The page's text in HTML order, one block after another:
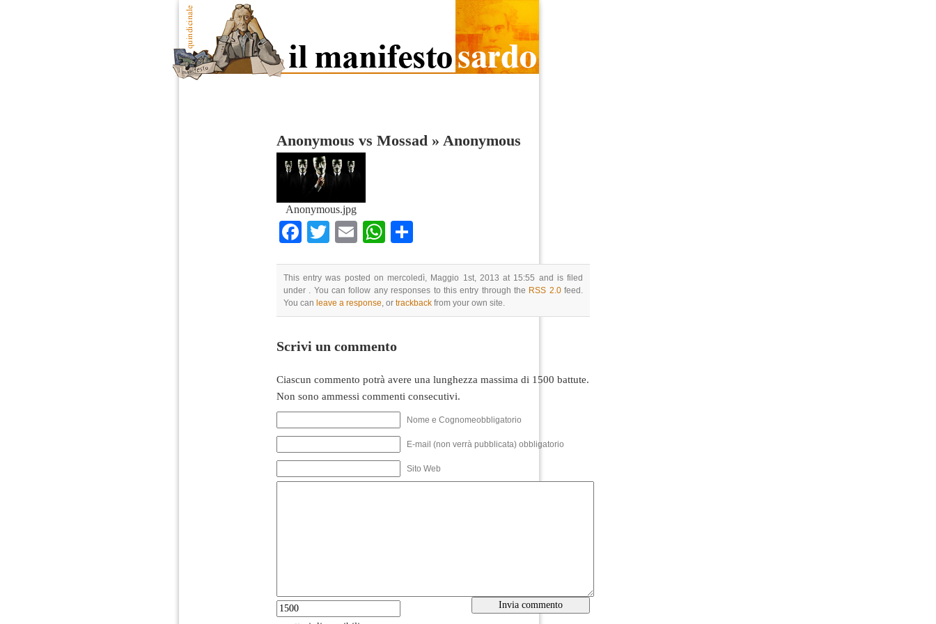
Anonymous vs Mossad » Anonymous
Anonymous.jpg
Facebook
TwitterEmailWhatsApp
This entry was posted on mercoledì, Maggio 1st, 2013 at 15:55 and is filed
under . You can follow any responses to this entry through the RSS 2.0feed.
You can leave a response , or trackback from your own site.
Scrivi un commento
Ciascun commento potrà avere una lunghezza massima di 1500 battute.
Non sono ammessi commenti consecutivi.
Nome e Cognomeobbligatorio
E-mail (non verrà pubblicata) obbligatorio
Sito Web